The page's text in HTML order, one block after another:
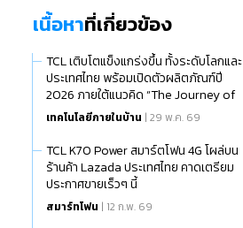
เนื้อหาที่เกี่ยวข้อง
TCL เติบโตแข็งแกร่งขึ้น ทั้งระดับโลกและ
ประเทศไทย พร้อมเปิดตัวผลิตภัณฑ์ปี
2026 ภายใต้แนวคิด “The Journey of
Greatness”
เทคโนโลยีภายในบ้าน | 29 พ.ค. 69
TCL K70 Power สมาร์ตโฟน 4G โผล่บน
ร้านค้า Lazada ประเทศไทย คาดเตรียม
ประกาศขายเร็วๆ นี้
สมาร์ทโฟน | 12 ก.พ. 69